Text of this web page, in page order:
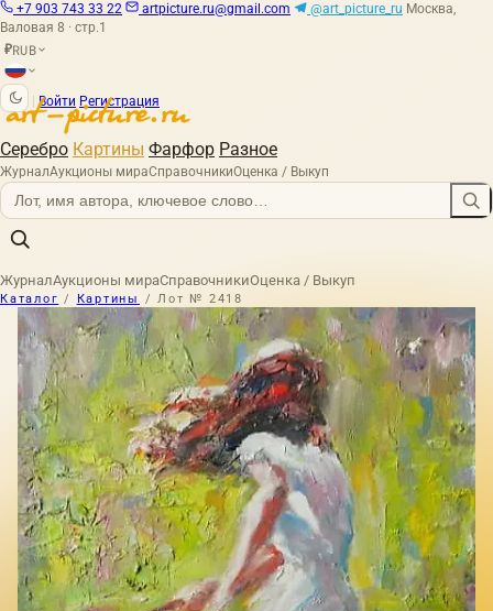
+7 903 743 33 22 artpicture.ru@gmail.com @art_picture_ru Москва,
Валовая 8 · стр.1
₽RUB
Войти Регистрация
Серебро Картины Фарфор Разное
ЖурналАукционы мираСправочникиОценка / Выкуп
ЖурналАукционы мираСправочникиОценка / Выкуп
Каталог / Картины / Лот № 2418